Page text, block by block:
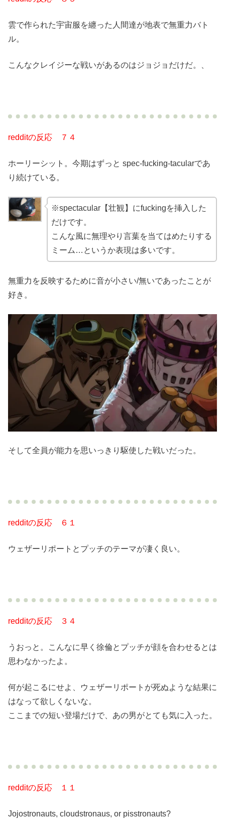
雲で作られた宇宙服を纏った人間達が地表で無重力バト
ル。
こんなクレイジーな戦いがあるのはジョジョだけだ。、
redditの反応 ７４
ホーリーシット。今期はずっと spec-fucking-tacularであ
り続けている。
※spectacular【壮観】にfuckingを挿入した
だけです。
こんな風に無理やり言葉を当てはめたりする
ミーム…というか表現は多いです。
無重力を反映するために音が小さい/無いであったことが
好き。
そして全員が能力を思いっきり駆使した戦いだった。
redditの反応 ６１
ウェザーリポートとプッチのテーマが凄く良い。
redditの反応 ３４
うおっと。こんなに早く徐倫とプッチが顔を合わせるとは
思わなかったよ。
何が起こるにせよ、ウェザーリポートが死ぬような結果に
はなって欲しくないな。
ここまでの短い登場だけで、あの男がとても気に入った。
redditの反応 １１
Jojostronauts, cloudstronaus, or pisstronauts?